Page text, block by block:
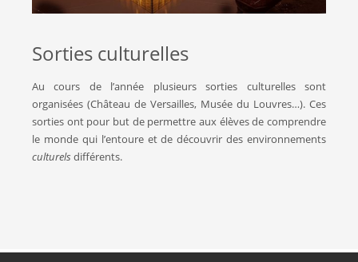
Sorties culturelles
Au cours de l’année plusieurs sorties culturelles sont
organisées (Château de Versailles, Musée du Louvres…). Ces
sorties ont pour but de permettre aux élèves de comprendre
le monde qui l’entoure et de découvrir des environnements
culturels différents.